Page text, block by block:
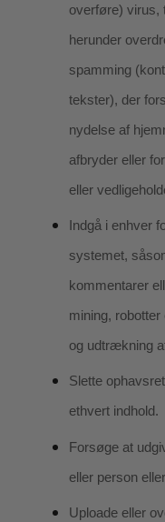
overføre) virus,
herunder
spamming
tekster), der
nydelse af
afbryder eller
eller
Indgå i enhver
systemet,
kommentarer
mining,
og udtrækning
Slette
ethvert indhold.
Forsøge at
eller person
Uploade eller